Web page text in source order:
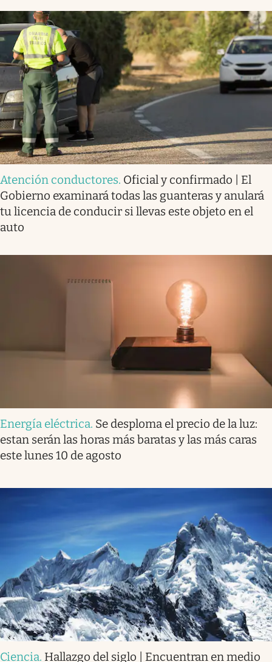
Atención conductores. Oficial y confirmado | El
Gobierno examinará todas las guanteras y anulará
tu licencia de conducir si llevas este objeto en el
auto
Energía eléctrica. Se desploma el precio de la luz:
estan serán las horas más baratas y las más caras
este lunes 10 de agosto
Ciencia. Hallazgo del siglo | Encuentran en medio